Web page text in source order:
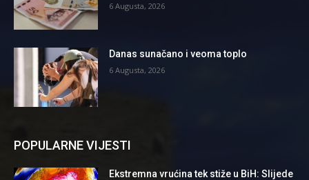
6 Augusta, 2026
Danas sunačano i veoma toplo
6 Augusta, 2026
POPULARNE VIJESTI
Ekstremna vrućina tek stiže u BiH: Slijede